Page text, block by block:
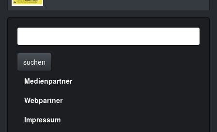
suchen
Menülinks
rechte
Seite
Medienpartner
Webpartner
Impressum